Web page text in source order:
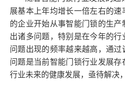
展基本上年均增长一倍左右的
的企业开始从事智能门锁的生
出诸多问题，特别是在今年的
问题出现的频率越来越高，通
问题是当前智能门锁行业发展存
行业未来的健康发展，亟待解决